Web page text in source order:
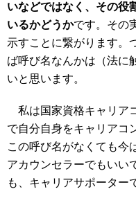
いなどではなく、その役
いるかどうかです。その
示すことに繋がります。
ば呼び名なんかは（法に
いと思います。
私は国家資格キャリア
で自分自身をキャリアコ
この呼び名がなくても今
アカウンセラーでもいい
も、キャリアサポーター